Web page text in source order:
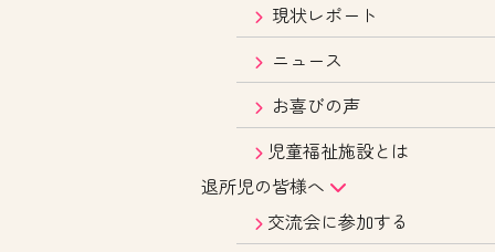
現状レポート
ニュース
お喜びの声
児童福祉施設とは
退所児の皆様へ
交流会に参加する